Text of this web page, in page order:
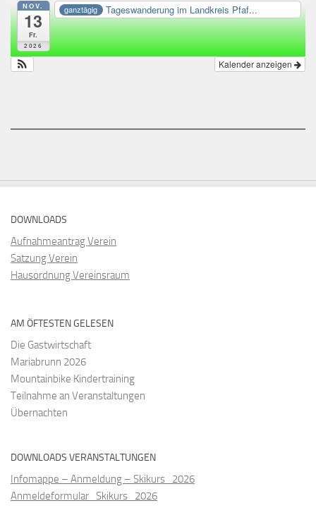
NOV.
13
Fr.
2026
ganztägig Tageswanderung im Landkreis Pfaf...
Kalender anzeigen
DOWNLOADS
Aufnahmeantrag Verein
Satzung Verein
Hausordnung Vereinsraum
AM ÖFTESTEN GELESEN
Die Gastwirtschaft
Mariabrunn 2026
Mountainbike Kindertraining
Teilnahme an Veranstaltungen
Übernachten
DOWNLOADS VERANSTALTUNGEN
Infomappe – Anmeldung – Skikurs_2026
Anmeldeformular_Skikurs_2026